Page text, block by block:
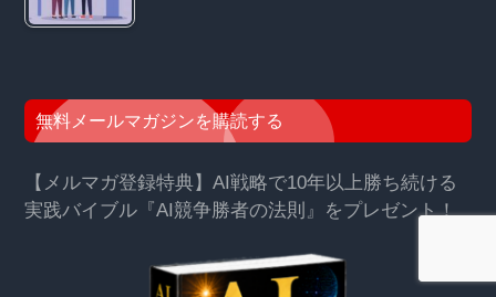
無料メールマガジンを購読する
【メルマガ登録特典】AI戦略で10年以上勝ち続ける
実践バイブル『AI競争勝者の法則』をプレゼント！